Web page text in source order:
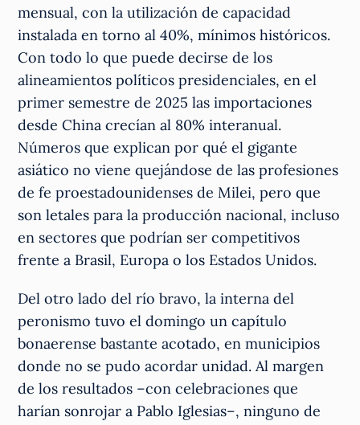
mensual, con la utilización de capacidad
instalada en torno al 40%, mínimos históricos.
Con todo lo que puede decirse de los
alineamientos políticos presidenciales, en el
primer semestre de 2025 las importaciones
desde China crecían al 80% interanual.
Números que explican por qué el gigante
asiático no viene quejándose de las profesiones
de fe proestadounidenses de Milei, pero que
son letales para la producción nacional, incluso
en sectores que podrían ser competitivos
frente a Brasil, Europa o los Estados Unidos.
Del otro lado del río bravo, la interna del
peronismo tuvo el domingo un capítulo
bonaerense bastante acotado, en municipios
donde no se pudo acordar unidad. Al margen
de los resultados –con celebraciones que
harían sonrojar a Pablo Iglesias–, ninguno de